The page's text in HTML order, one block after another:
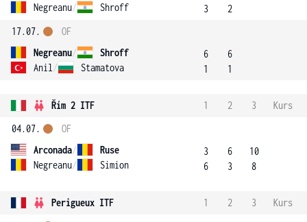
Negreanu/ Shroff
3
2
17.07.
Negreanu/
Shroff
Anil / Stamatova
OF
6
1
6
1
Řím 2 ITF 1 2 3
Kurs
04.07.
Arconada/
Ruse
Negreanu/ Simion
OF
3
6
6
3
10
8
Perigueux ITF 1 2 3
Kurs